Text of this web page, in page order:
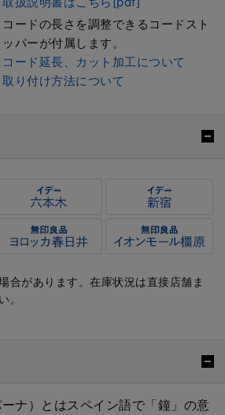
コードの長さを調整できるコードスト
ッパーが付属します。
コード延長、カット加工について
取り付け方法について
合があります。在庫状況は直接店舗ま
。
ナ）とはスペイン語で「鐘」の意